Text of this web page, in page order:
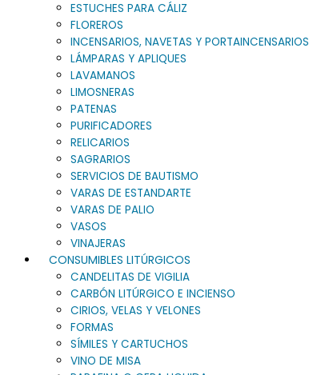
ESTUCHES PARA CÁLIZ
FLOREROS
INCENSARIOS, NAVETAS Y PORTAINCENSARIOS
LÁMPARAS Y APLIQUES
LAVAMANOS
LIMOSNERAS
PATENAS
PURIFICADORES
RELICARIOS
SAGRARIOS
SERVICIOS DE BAUTISMO
VARAS DE ESTANDARTE
VARAS DE PALIO
VASOS
VINAJERAS
CONSUMIBLES LITÚRGICOS
CANDELITAS DE VIGILIA
CARBÓN LITÚRGICO E INCIENSO
CIRIOS, VELAS Y VELONES
FORMAS
SÍMILES Y CARTUCHOS
VINO DE MISA